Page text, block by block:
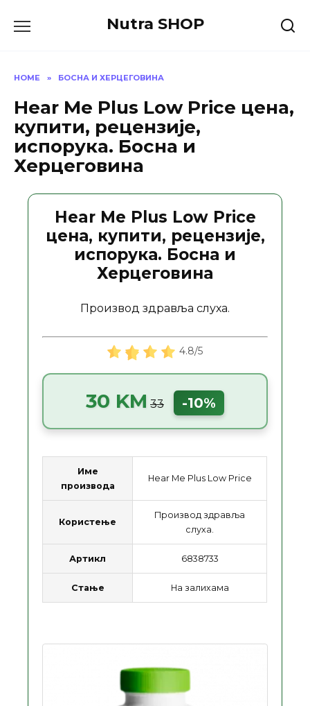
Nutra SHOP
HOME » БОСНА И ХЕРЦЕГОВИНА
Hear Me Plus Low Price цена,
купити, рецензије,
испорука. Босна и
Херцеговина
Hear Me Plus Low Price
цена, купити, рецензије,
испорука. Босна и
Херцеговина
Производ здравља слуха.
4.8/5
30 KM 33 -10%
Име
производа
Hear Me Plus Low Price
Користење
Производ здравља
слуха.
Артикл 6838733
Стање На залихама